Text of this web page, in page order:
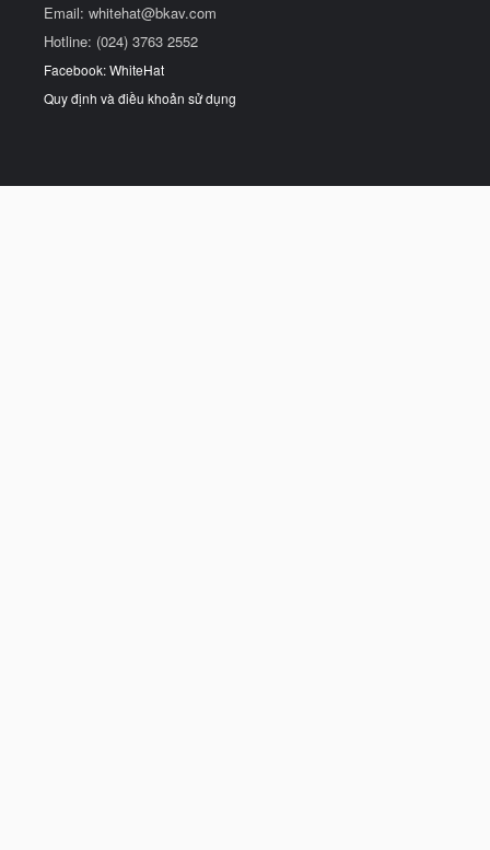
Email: whitehat@bkav.com
Hotline: (024) 3763 2552
Facebook: WhiteHat
Quy định và điều khoản sử dụng